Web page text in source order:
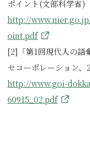
ポイント(文部科学省)
http://
oint.pdf
[2]「第1回現代人の語
セコーポレーション、
http://www.goi-
60915_02.pdf